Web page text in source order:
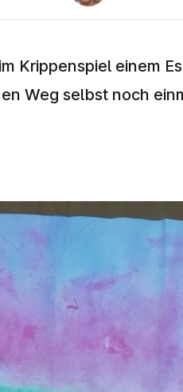
Krippenspiel einem
Weg selbst noch